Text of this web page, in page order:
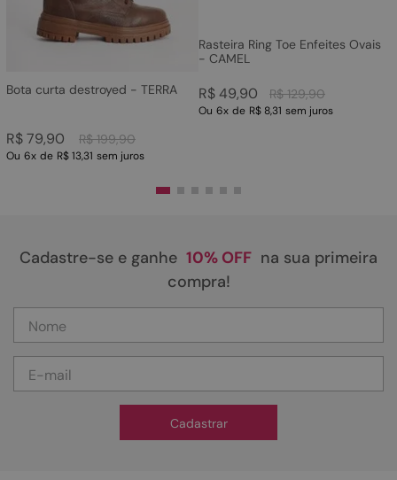
Bota curta destroyed - TERRA
R$ 199,90
R$79,90
Ou 6x de R$ 13,31 sem juros
Rasteira Ring Toe Enfeites Ovais
- CAMEL
R$ 129,90
R$49,90
Ou 6x de R$ 8,31 sem juros
Cadastre-se e ganhe 10% OFF na sua primeira
compra!
Cadastrar